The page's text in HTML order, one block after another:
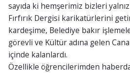
sayıda ki hemşerimiz bizleri yalnız
Fırfırık Dergisi karikatürlerini
kardeşime, Belediye bakır
görevli ve Kültür adına gelen
içinde kalanlardı.
Özellikle öğrencilerimden